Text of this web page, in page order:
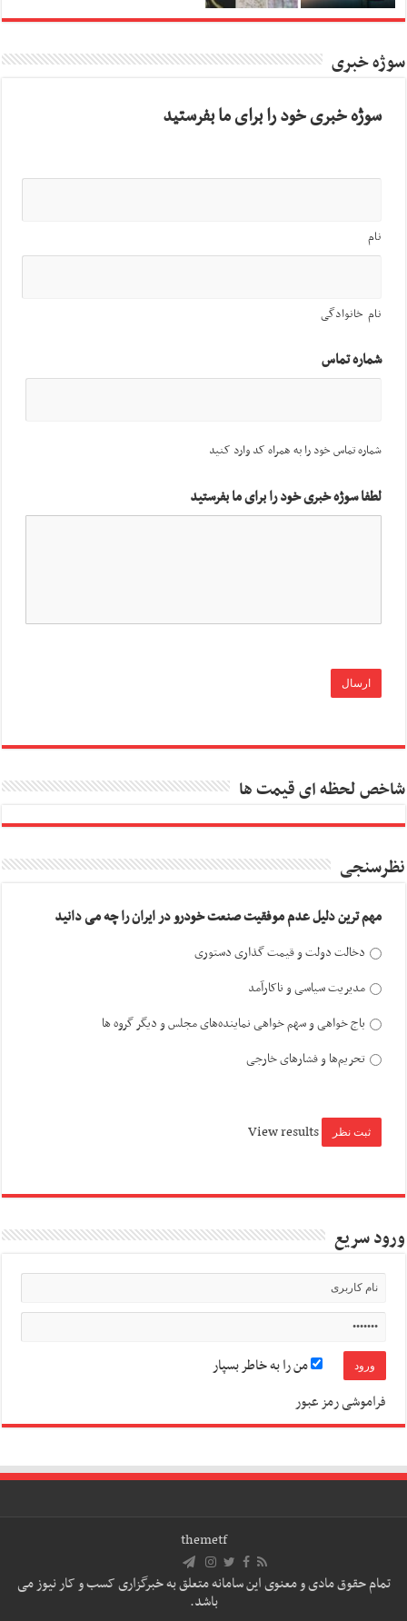
سوژه خبری
سوژه خبری خود را برای ما بفرستید
نام
نام خانوادگی
شماره تماس
شماره تماس خود را به همراه کد وارد کنید
لطفا سوژه خبری خود را برای ما بفرستید
شاخص لحظه ای قیمت ها
نظرسنجی
مهم ترین دلیل عدم موفقیت صنعت خودرو در ایران را چه می دانید
دخالت دولت و قیمت گذاری دستوری
مدیریت سیاسی و ناکارآمد
باج خواهی و سهم خواهی نماینده‌های مجلس و دیگر گروه ها
تحریم‌ها و فشارهای خارجی
View results
ورود سریع
من را به خاطر بسپار
فراموشی رمز عبور
themetf
تمام حقوق مادی و معنوی این سامانه متعلق به خبرگزاری کسب و کار نیوز می
باشد.